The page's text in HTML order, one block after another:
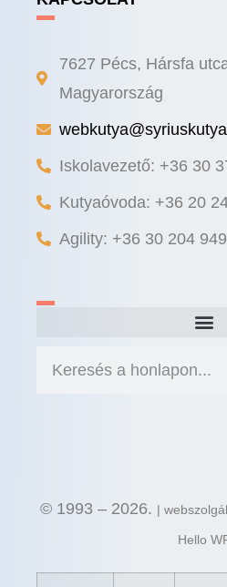
7627 Pécs, Hársfa
Magyarország
Iskolavezető: +36 30
Kutyaóvoda: +36 20
Agility: +36 30 204
© 1993 – 2026. |
Hello